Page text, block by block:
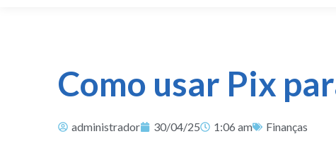
Como usar Pix
administrador 30/04/25 1:06 am Finanças